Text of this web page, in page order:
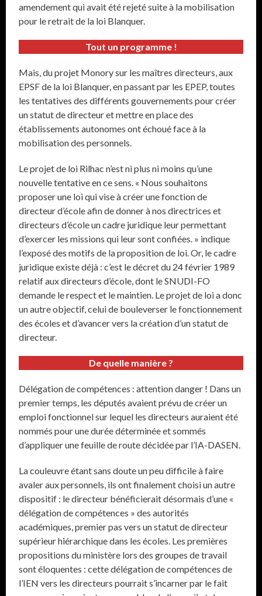
amendement qui avait été rejeté suite à la mobilisation
pour le retrait de la loi Blanquer.
Tout un programme !
Mais, du projet Monory sur les maîtres directeurs, aux
EPSF de la loi Blanquer, en passant par les EPEP, toutes
les tentatives des différents gouvernements pour créer
un statut de directeur et mettre en place des
établissements autonomes ont échoué face à la
mobilisation des personnels.
Le projet de loi Rilhac n’est ni plus ni moins qu’une
nouvelle tentative en ce sens. « Nous souhaitons
proposer une loi qui vise à créer une fonction de
directeur d’école afin de donner à nos directrices et
directeurs d’école un cadre juridique leur permettant
d’exercer les missions qui leur sont confiées. » indique
l’exposé des motifs de la proposition de loi. Or, le cadre
juridique existe déjà : c’est le décret du 24 février 1989
relatif aux directeurs d’école, dont le SNUDI-FO
demande le respect et le maintien. Le projet de loi a donc
un autre objectif, celui de bouleverser le fonctionnement
des écoles et d’avancer vers la création d’un statut de
directeur.
De quelle manière ?
Délégation de compétences : attention danger ! Dans un
premier temps, les députés avaient prévu de créer un
emploi fonctionnel sur lequel les directeurs auraient été
nommés pour une durée déterminée et sommés
d’appliquer une feuille de route décidée par l’IA-DASEN.
La couleuvre étant sans doute un peu difficile à faire
avaler aux personnels, ils ont finalement choisi un autre
dispositif : le directeur bénéficierait désormais d’une «
délégation de compétences » des autorités
académiques, premier pas vers un statut de directeur
supérieur hiérarchique dans les écoles. Les premières
propositions du ministère lors des groupes de travail
sont éloquentes : cette délégation de compétences de
l’IEN vers les directeurs pourrait s’incarner par le fait